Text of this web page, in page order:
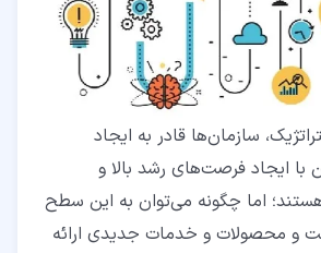
سازمان‌ها قادر به ایجاد
با ایجاد فرصت‌های رشد بالا و
هستند؛ اما چگونه می‌توان به این سطح
و محصولات و خدمات جدیدی ارائه